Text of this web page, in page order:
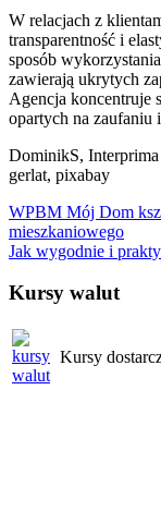
W relacjach z
transparentność i
sposób
zawierają ukrytych
Agencja koncentruje
opartych na zaufaniu
DominikS,
gerlat, pixabay
Nawigacja
wpisu
WPBM Mój Dom
mieszkaniowego
Jak wygodnie i
Kursy walut
Kursy